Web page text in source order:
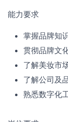
能力要求
掌握品牌知
贯彻品牌文
了解美妆市
了解公司及
熟悉数字化